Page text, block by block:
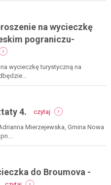
na wycieczkę
pograniczu-
wycieczkę turystyczną na
4. czytaj
łączy
nas
Mierzejewska, Gmina Nowa
do Broumova -